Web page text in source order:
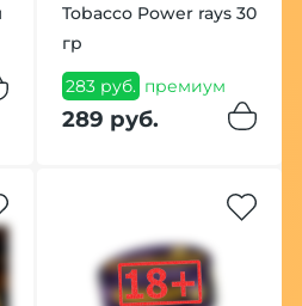
Tobacco Power rays 30
гр
283 руб. премиум
289 руб.